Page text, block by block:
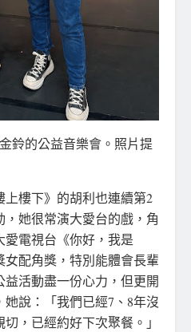
鈴的公益音樂會。照片提
樓下》的胡利也連續第2
她很常演大愛台的戲，角
電視台《你好，我是
配角獎，特別能體會長輩
活動盡一份心力，但更開
說：「我們已經7、8年沒
，已經約好下次聚餐。」